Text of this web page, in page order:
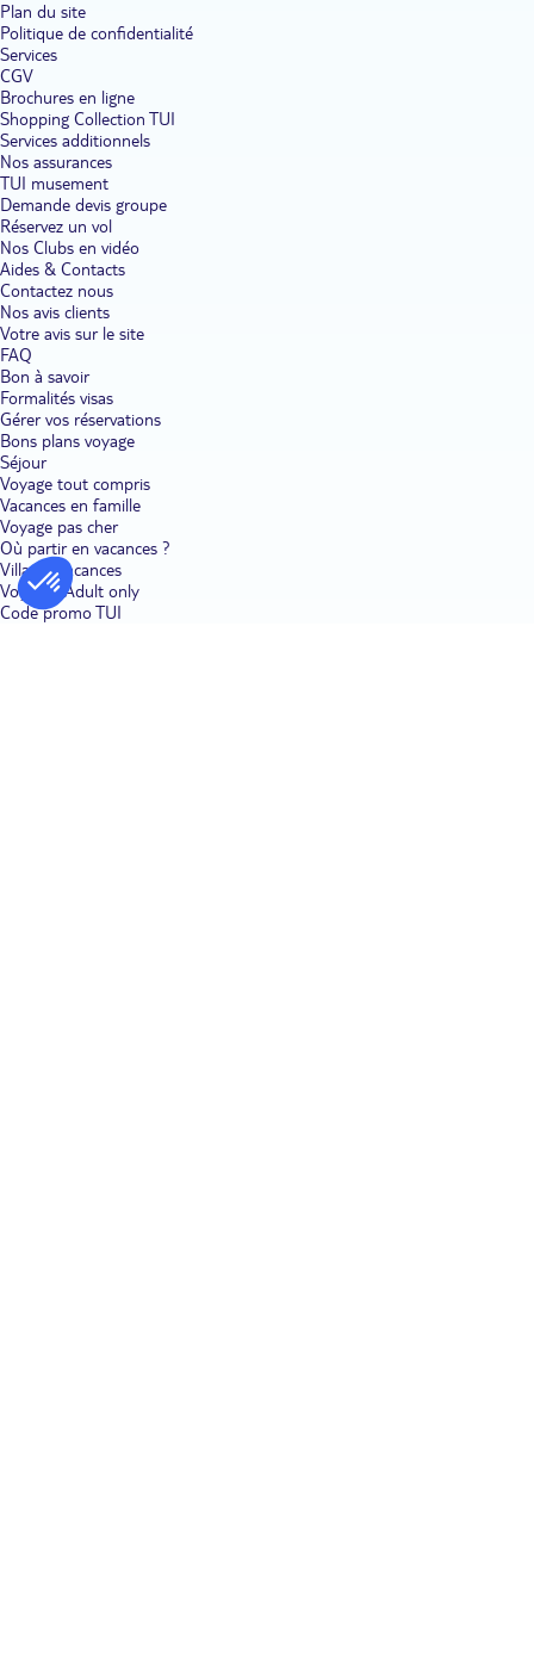
Plan du site
Politique de confidentialité
Services
CGV
Brochures en ligne
Shopping Collection TUI
Services additionnels
Nos assurances
TUI musement
Demande devis groupe
Réservez un vol
Nos Clubs en vidéo
Aides & Contacts
Contactez nous
Nos avis clients
Votre avis sur le site
FAQ
Bon à savoir
Formalités visas
Gérer vos réservations
Bons plans voyage
Séjour
Voyage tout compris
Vacances en famille
Voyage pas cher
Où partir en vacances ?
Villages vacances
Voyages Adult only
Code promo TUI